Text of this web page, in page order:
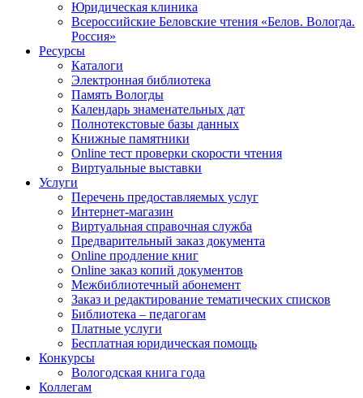
Юридическая клиника
Всероссийские Беловские чтения «Белов. Вологда.
Россия»
Ресурсы
Каталоги
Электронная библиотека
Память Вологды
Календарь знаменательных дат
Полнотекстовые базы данных
Книжные памятники
Online тест проверки скорости чтения
Виртуальные выставки
Услуги
Перечень предоставляемых услуг
Интернет-магазин
Виртуальная справочная служба
Предварительный заказ документа
Online продление книг
Online заказ копий документов
Межбиблиотечный абонемент
Заказ и редактирование тематических списков
Библиотека – педагогам
Платные услуги
Бесплатная юридическая помощь
Конкурсы
Вологодская книга года
Коллегам